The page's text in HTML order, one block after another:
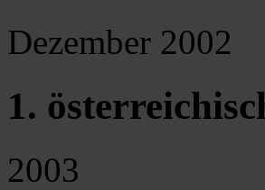
Dezember 2002
1.
2003